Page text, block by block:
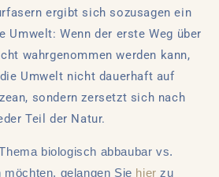
ergibt sich sozusagen ein
Umwelt: Wenn der erste Weg über
wahrgenommen werden kann,
Umwelt nicht dauerhaft auf
sondern zersetzt sich nach
Teil der Natur.
biologisch abbaubar vs.
gelangen Sie hier zu